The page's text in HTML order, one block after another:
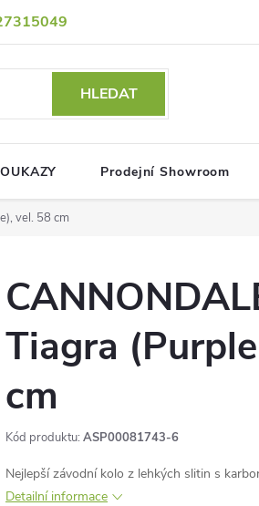
osobních údajů
HLEDAT
Prodejní Showroom
vel. 58 cm
Tiagra
cm
Kód produktu: ASP00081743-6
Nejlepší závodní kolo z lehkých slitin s
Detailní informace